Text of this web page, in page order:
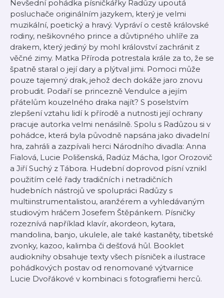
Nevšední pohádka písničkářky Radůzy upoutá
posluchače originálním jazykem, který je velmi
muzikální, poetický a hravý. Vypráví o cestě královské
rodiny, nešikovného prince a důvtipného uhlíře za
drakem, který jediný by mohl království zachránit z
věčné zimy. Matka Příroda potrestala krále za to, že se
špatně staral o její dary a plýtval jimi. Pomoci může
pouze tajemný drak, jehož dech dokáže jaro znovu
probudit. Podaří se princezně Vendulce a jejím
přátelům kouzelného draka najít? S poselstvím
zlepšení vztahu lidí k přírodě a nutnosti její ochrany
pracuje autorka velmi nenásilně. Spolu s Radůzou si v
pohádce, která byla původně napsána jako divadelní
hra, zahráli a zazpívali herci Národního divadla: Anna
Fialová, Lucie Polišenská, Radúz Mácha, Igor Orozovič
a Jiří Suchý z Tábora. Hudební doprovod písní vznikl
použitím celé řady tradičních i netradičních
hudebních nástrojů ve spolupráci Radůzy s
multiinstrumentalistou, aranžérem a vyhledávaným
studiovým hráčem Josefem Štěpánkem. Písničky
rozeznívá například klavír, akordeon, kytara,
mandolina, banjo, ukulele, ale také kastaněty, tibetské
zvonky, kazoo, kalimba či dešťová hůl. Booklet
audioknihy obsahuje texty všech písniček a ilustrace
pohádkových postav od renomované výtvarnice
Lucie Dvořákové v kombinaci s fotografiemi herců.